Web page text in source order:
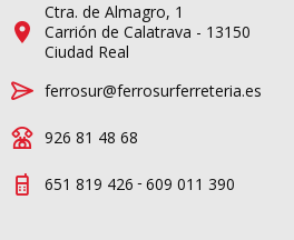
Ctra. de Almagro, 1
Carrión de Calatrava - 13150
Ciudad Real
ferrosur@ferrosurferreteria.es
926 81 48 68
651 819 426 - 609 011 390